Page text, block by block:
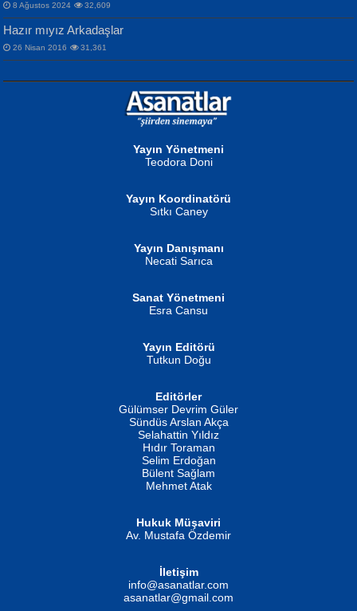
NURAN KÖSE BAYDAR
İSMAİL OKUTAN
Erkeklerin Kahrolması Ne Demektir
Ben Deniz Değilim ki...
Evvel Zaman Tanrıçası...
8 Ağustos 2024 32,609
Hazır mıyız Arkadaşlar
26 Nisan 2016 31,361
Yayın Yönetmeni
Teodora Doni
Yayın Koordinatörü
Sıtkı Caney
Yayın Danışmanı
Necati Sarıca
Sanat Yönetmeni
Esra Cansu
Yayın Editörü
Tutkun Doğu
Editörler
Gülümser Devrim Güler
Sündüs Arslan Akça
Selahattin Yıldız
Hıdır Toraman
Selim Erdoğan
Bülent Sağlam
Mehmet Atak
Hukuk Müşaviri
Av. Mustafa Özdemir
İletişim
info@asanatlar.com
asanatlar@gmail.com